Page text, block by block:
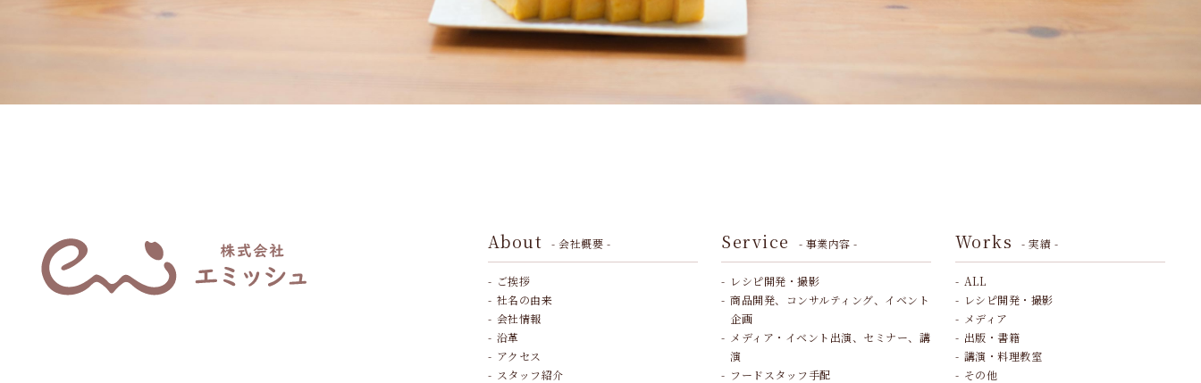
About - 会社概要 -
ご挨拶
社名の由来
会社情報
沿革
アクセス
スタッフ紹介
Service - 事業内容 -
レシピ開発・撮影
商品開発、コンサルティング、イベント
企画
メディア・イベント出演、セミナー、講
演
フードスタッフ手配
Works - 実績 -
ALL
レシピ開発・撮影
メディア
出版・書籍
講演・料理教室
その他